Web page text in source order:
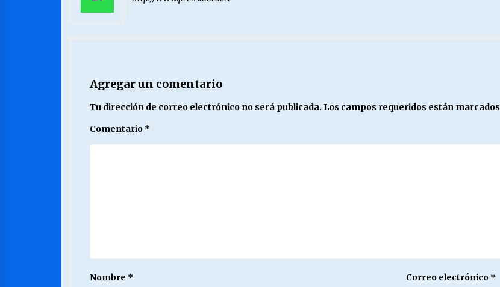
Agregar un comentario
Tu dirección de correo electrónico no será publicada. Los campos requeridos están marcados
Comentario *
Nombre * Correo electrónico *